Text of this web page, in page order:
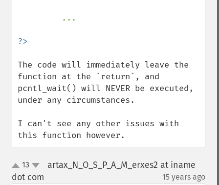
The code will immediately leave the
function at the `return`, and
pcntl_wait() will NEVER be executed,
under any circumstances.
I can't see any other issues with
this function however.
up
down
13
artax_N_O_S_P_A_M_erxes2 at iname
dot com
15 years ago